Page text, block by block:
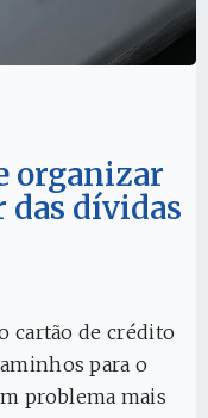
organizar
das dívidas
cartão de crédito
para o
problema mais